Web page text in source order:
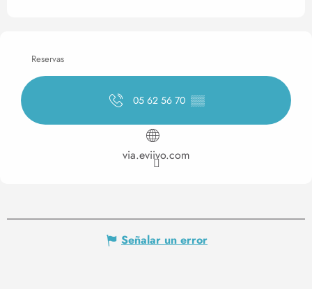
Reservas
05 62 56 70 ▒▒
via.eviivo.com
Señalar un error